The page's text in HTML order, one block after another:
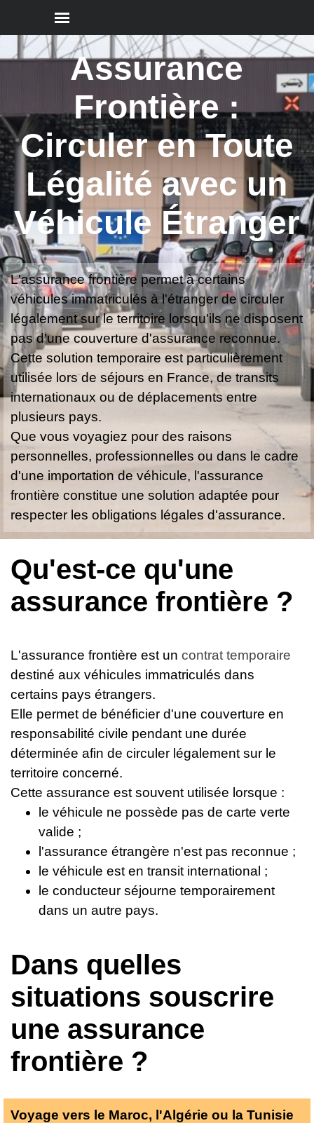
Sauter le menu
Assurance
Frontière :
Circuler en Toute
Légalité avec un
Véhicule Étranger
L'assurance frontière permet à certains
véhicules immatriculés à l'étranger de circuler
légalement sur le territoire lorsqu'ils ne disposent
pas d'une couverture d'assurance reconnue.
Cette solution temporaire est particulièrement
utilisée lors de séjours en France, de transits
internationaux ou de déplacements entre
plusieurs pays.
Que vous voyagiez pour des raisons
personnelles, professionnelles ou dans le cadre
d'une importation de véhicule, l'assurance
frontière constitue une solution adaptée pour
respecter les obligations légales d'assurance.
Qu'est-ce qu'une
assurance frontière ?
L'assurance frontière est un contrat temporaire
destiné aux véhicules immatriculés dans
certains pays étrangers.
Elle permet de bénéficier d'une couverture en
responsabilité civile pendant une durée
déterminée afin de circuler légalement sur le
territoire concerné.
Cette assurance est souvent utilisée lorsque :
le véhicule ne possède pas de carte verte
valide ;
l'assurance étrangère n'est pas reconnue ;
le véhicule est en transit international ;
le conducteur séjourne temporairement
dans un autre pays.
Dans quelles
situations souscrire
une assurance
frontière ?
Voyage vers le Maroc, l'Algérie ou la Tunisie